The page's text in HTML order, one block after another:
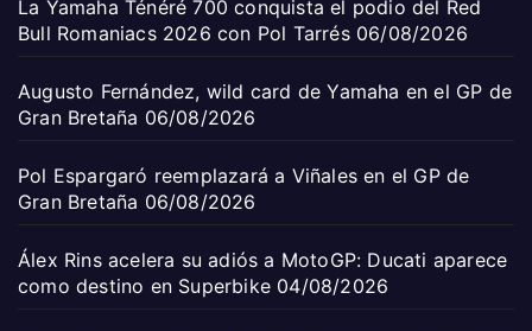
La Yamaha Ténéré 700 conquista el podio del Red
Bull Romaniacs 2026 con Pol Tarrés 06/08/2026
Augusto Fernández, wild card de Yamaha en el GP de
Gran Bretaña 06/08/2026
Pol Espargaró reemplazará a Viñales en el GP de
Gran Bretaña 06/08/2026
Álex Rins acelera su adiós a MotoGP: Ducati aparece
como destino en Superbike 04/08/2026